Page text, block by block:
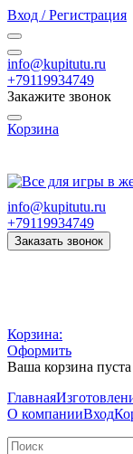
Вход / Регистрация
info@kupitutu.ru
+79119934749
Закажите звонок
Корзина
info@kupitutu.ru
+79119934749
Заказать звонок
Корзина:
Оформить
Ваша корзина пуста
Главная
О компанииВход